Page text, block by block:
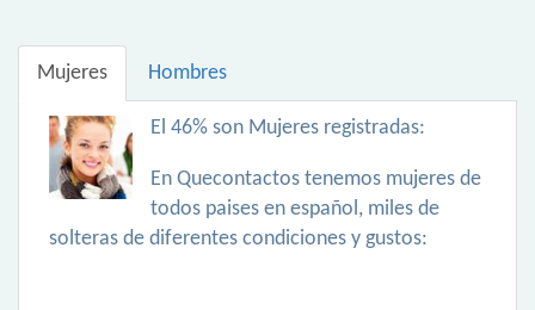
Mujeres Hombres
El 46% son Mujeres registradas:
En Quecontactos tenemos mujeres de
todos paises en español, miles de
solteras de diferentes condiciones y gustos: